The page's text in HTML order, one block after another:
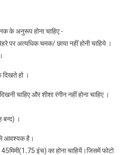
के अनुरूप होना चाहिए:-
पर अत्‍यधिक चमक/ छाया नहीं होनी चाहिये ।
दिखते हो ।
चाहिए और शीशा रंगीन नहीं होना चाहिए ।
बन्‍द) ।
आवश्‍यक है।
.75 इंच) का होना चाहियें।जिसमें फोटो